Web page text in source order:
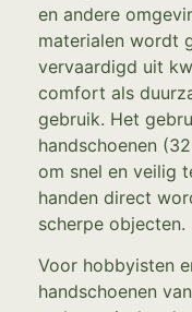
en andere
materialen wordt
vervaardigd uit
comfort als
gebruik. Het
handschoenen
om snel en veilig
handen direct
scherpe objecten.
Voor hobbyisten
handschoenen